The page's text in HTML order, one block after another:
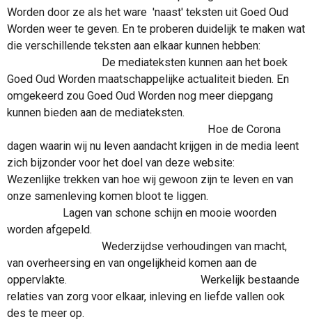
Worden door ze als het ware 'naast' teksten uit Goed Oud
Worden weer te geven. En te proberen duidelijk te maken wat
die verschillende teksten aan elkaar kunnen hebben:
De mediateksten kunnen aan het boek
Goed Oud Worden maatschappelijke actualiteit bieden. En
omgekeerd zou Goed Oud Worden nog meer diepgang
kunnen bieden aan de mediateksten.
Hoe de Corona
dagen waarin wij nu leven aandacht krijgen in de media leent
zich bijzonder voor het doel van deze website:
Wezenlijke trekken van hoe wij gewoon zijn te leven en van
onze samenleving komen bloot te liggen.
Lagen van schone schijn en mooie woorden
worden afgepeld.
Wederzijdse verhoudingen van macht,
van overheersing en van ongelijkheid komen aan de
oppervlakte. Werkelijk bestaande
relaties van zorg voor elkaar, inleving en liefde vallen ook
des te meer op.